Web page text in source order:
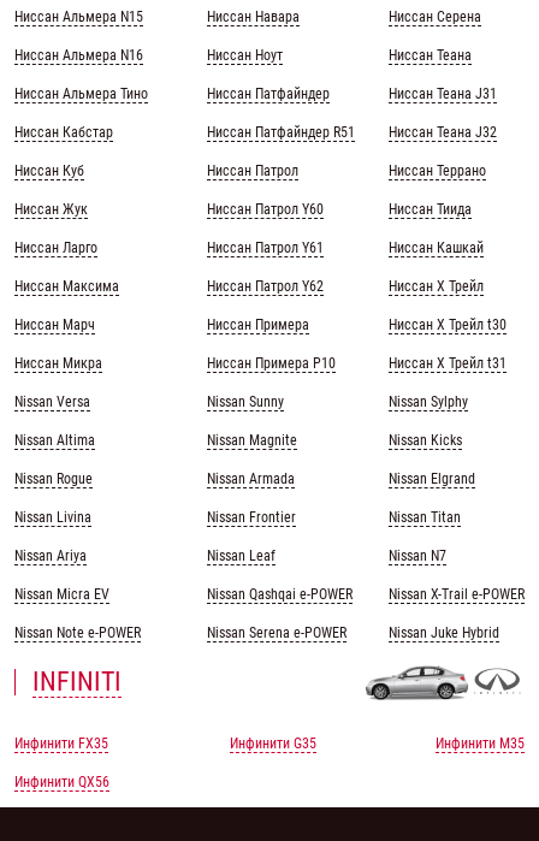
Ниссан Альмера N15
Ниссан Альмера N16
Ниссан Альмера Тино
Ниссан Кабстар
Ниссан Куб
Ниссан Жук
Ниссан Ларго
Ниссан Максима
Ниссан Марч
Ниссан Микра
Nissan Versa
Nissan Altima
Nissan Rogue
Nissan Livina
Nissan Ariya
Nissan Micra EV
Nissan Note e-POWER
Ниссан Навара
Ниссан Ноут
Ниссан Патфайндер
Ниссан Патфайндер R51
Ниссан Патрол
Ниссан Патрол Y60
Ниссан Патрол Y61
Ниссан Патрол Y62
Ниссан Примера
Ниссан Примера Р10
Nissan Sunny
Nissan Magnite
Nissan Armada
Nissan Frontier
Nissan Leaf
Nissan Qashqai e-POWER
Nissan Serena e-POWER
Ниссан Серена
Ниссан Теана
Ниссан Теана J31
Ниссан Теана J32
Ниссан Террано
Ниссан Тиида
Ниссан Кашкай
Ниссан Х Трейл
Ниссан Х Трейл t30
Ниссан Х Трейл t31
Nissan Sylphy
Nissan Kicks
Nissan Elgrand
Nissan Titan
Nissan N7
Nissan X-Trail e-POWER
Nissan Juke Hybrid
INFINITI
Инфинити FX35
Инфинити QX56
Инфинити G35 Инфинити M35